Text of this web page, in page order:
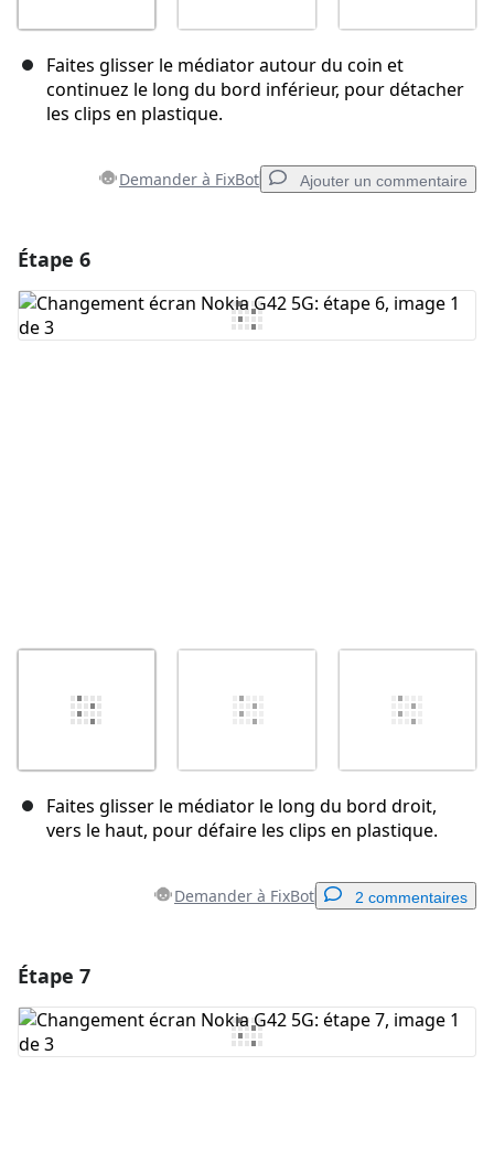
Faites glisser le médiator autour du coin et
continuez le long du bord inférieur, pour détacher
les clips en plastique.
Demander à FixBot Ajouter un commentaire
Ajouter un commentaire
Étape 6
Faites glisser le médiator le long du bord droit,
vers le haut, pour défaire les clips en plastique.
Demander à FixBot 2 commentaires
Ajouter un commentaire
Étape 7